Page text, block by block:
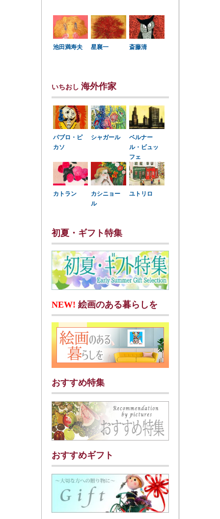
池田満寿夫 星襄一 斎藤清
いちおし 海外作家
パブロ・ピ
カソ
シャガール
ベルナー
ル・ビュッ
フェ
カトラン
カシニョー
ル
ユトリロ
初夏・ギフト特集
NEW! 絵画のある暮らしを
おすすめ特集
おすすめギフト